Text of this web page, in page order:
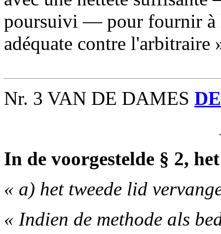
poursuivi — pour fournir à
adéquate contre l'arbitraire
Nr. 3 VAN DE DAMES
In de voorgestelde § 2,
« a) het tweede lid
« Indien de methode als